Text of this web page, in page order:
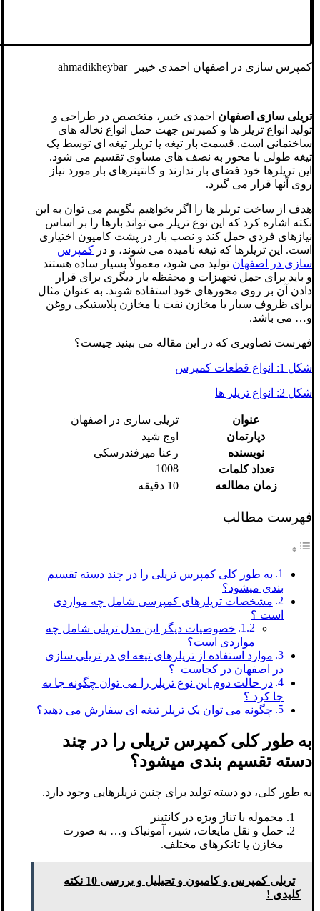
کمپرس سازی در اصفهان احمدی خیبر | ahmadikheybar
تریلی سازی اصفهان احمدی خیبر، متخصص در طراحی و
تولید انواع تریلر ها و کمپرس جهت حمل انواع نخاله های
ساختمانی است. قسمت بار تیغه یا تریلر تیغه ای توسط یک
تیغه طولی با محور به نصف های مساوی تقسیم می شود.
این تریلرها خود فضای بار ندارند و کانتینرهای بار مورد نیاز
روی آنها قرار می گیرد.
هدف از ساخت تریلر ها را اگر بخواهیم بگوییم می توان به این
نکته اشاره کرد که این نوع تریلر می تواند بارها را بر اساس
نیازهای فردی حمل کند و نصب بار در پشت کامیون اختیاری
است. این تریلرها که تیغه نامیده می شوند، و در کمپرس
سازی در اصفهان تولید می شود، معمولاً بسیار ساده هستند
و باید برای حمل تجهیزات و محفظه بار دیگری برای قرار
دادن آن بر روی محورهای خود استفاده شوند. به عنوان مثال
برای ظروف سیار یا مخازن نفت یا مخازن پلاستیکی روغن
و… می باشد.
فهرست تصاویری که در این مقاله می بینید چیست؟
شکل 1: انواع قطعات کمپرس
شکل 2: انواع تریلر ها
عنوان
تریلی سازی در اصفهان
دپارتمان
اوج شید
نویسنده
رعنا میرفندرسکی
تعداد کلمات
1008
زمان مطالعه
10 دقیقه
فهرست مطالب
به طور کلی کمپرس تریلی را در چند دسته تقسیم
بندی میشود؟
مشخصات تریلرهای کمپرسی شامل چه مواردی
است ؟
خصوصیات دیگر این مدل تریلی شامل چه
مواردی است؟
موارد استفاده از تریلرهای تیغه ای در تریلی سازی
در اصفهان در کجاست ؟
در حالت دوم این نوع تریلر را می توان چگونه جا به
جا کرد ؟
چگونه می توان یک تریلر تیغه ای سفارش می دهید؟
به طور کلی کمپرس تریلی را در چند
دسته تقسیم بندی میشود؟
به طور کلی، دو دسته تولید برای چنین تریلرهایی وجود دارد.
محموله با تناژ ویژه در کانتینر
حمل و نقل مایعات، شیر، آمونیاک و… به صورت
مخازن یا تانکرهای مختلف.
تریلی کمپرس و کامیون و تحیلیل و بررسی 10 نکته
کلیدی !